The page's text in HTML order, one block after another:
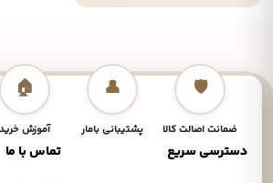
🛡️
ضمانت اصالت کالا
👤
پشتیبانی بامار
🏠
آموزش خرید
دسترسی سریع تماس با ما